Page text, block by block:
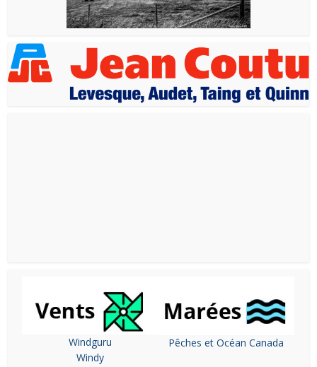
Windguru
Windy
Pêches et Océan Canada